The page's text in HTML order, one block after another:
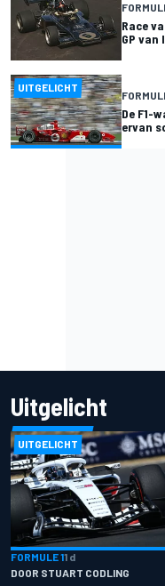
Race
GP van
UITGELICHT
De F1-
ervan
Uitgelicht
UITGELICHT
FORMULE 11 d
DOOR STUART CODLING